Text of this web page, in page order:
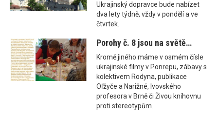
Ukrajinský dopravce bude nabízet
dva lety týdně, vždy v pondělí a ve
čtvrtek.
Porohy č. 8 jsou na světě…
Kromě jiného máme v osmém čísle
ukrajinské filmy v Ponrepu, zábavy s
kolektivem Rodyna, publikace
Oľžyče a Narižné, lvovského
profesora v Brně či Živou knihovnu
proti stereotypům.